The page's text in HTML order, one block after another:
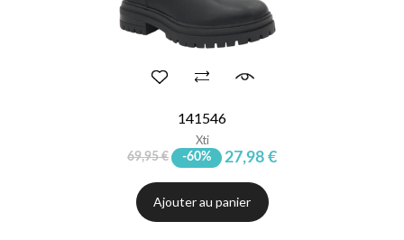
141546
Xti
69,95 € -60% 27,98 €
Ajouter au panier